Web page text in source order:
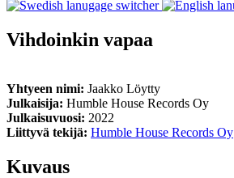
Vihdoinkin vapaa
Yhtyeen nimi: Jaakko Löytty
Julkaisija: Humble House Records Oy
Julkaisuvuosi: 2022
Liittyvä tekijä: Humble House Records Oy
Kuvaus